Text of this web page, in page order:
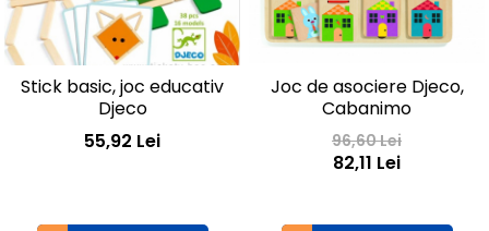
Stick basic, joc educativ
Djeco
55,92 Lei
Joc de asociere Djeco,
Cabanimo
96,60 Lei
82,11 Lei